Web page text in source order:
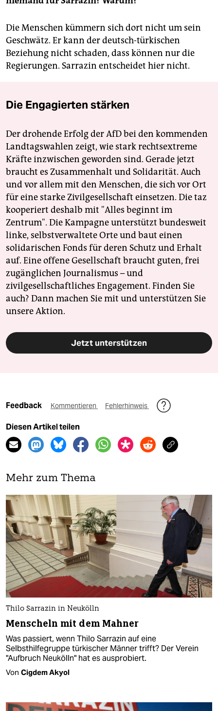
Die Menschen kümmern sich dort nicht um sein
Geschwätz. Er kann der deutsch-türkischen
Beziehung nicht schaden, dass können nur die
Regierungen. Sarrazin entscheidet hier nicht.
Die Engagierten stärken
Der drohende Erfolg der AfD bei den kommenden
Landtagswahlen zeigt, wie stark rechtsextreme
Kräfte inzwischen geworden sind. Gerade jetzt
braucht es Zusammenhalt und Solidarität. Auch
und vor allem mit den Menschen, die sich vor Ort
für eine starke Zivilgesellschaft einsetzen. Die taz
kooperiert deshalb mit "Alles beginnt im
Zentrum". Die Kampagne unterstützt bundesweit
linke, selbstverwaltete Orte und baut einen
solidarischen Fonds für deren Schutz und Erhalt
auf. Eine offene Gesellschaft braucht guten, frei
zugänglichen Journalismus – und
zivilgesellschaftliches Engagement. Finden Sie
auch? Dann machen Sie mit und unterstützen Sie
unsere Aktion.
Jetzt unterstützen
Feedback Kommentieren Fehlerhinweis
Diesen Artikel teilen
Mehr zum Thema
Thilo Sarrazin in Neukölln
Menscheln mit dem Mahner
Was passiert, wenn Thilo Sarrazin auf eine
Selbsthilfegruppe türkischer Männer trifft? Der Verein
"Aufbruch Neukölln" hat es ausprobiert.
Von Cigdem Akyol